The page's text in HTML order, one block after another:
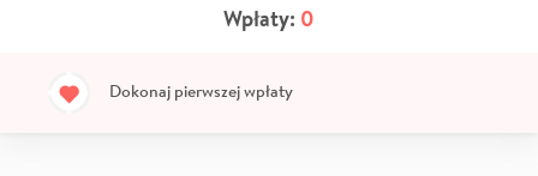
Wpłaty: 0
Dokonaj pierwszej wpłaty